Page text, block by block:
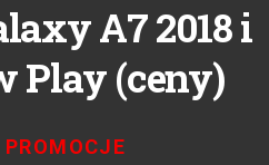
A7 2018 i
Play (ceny)
PROMOCJE